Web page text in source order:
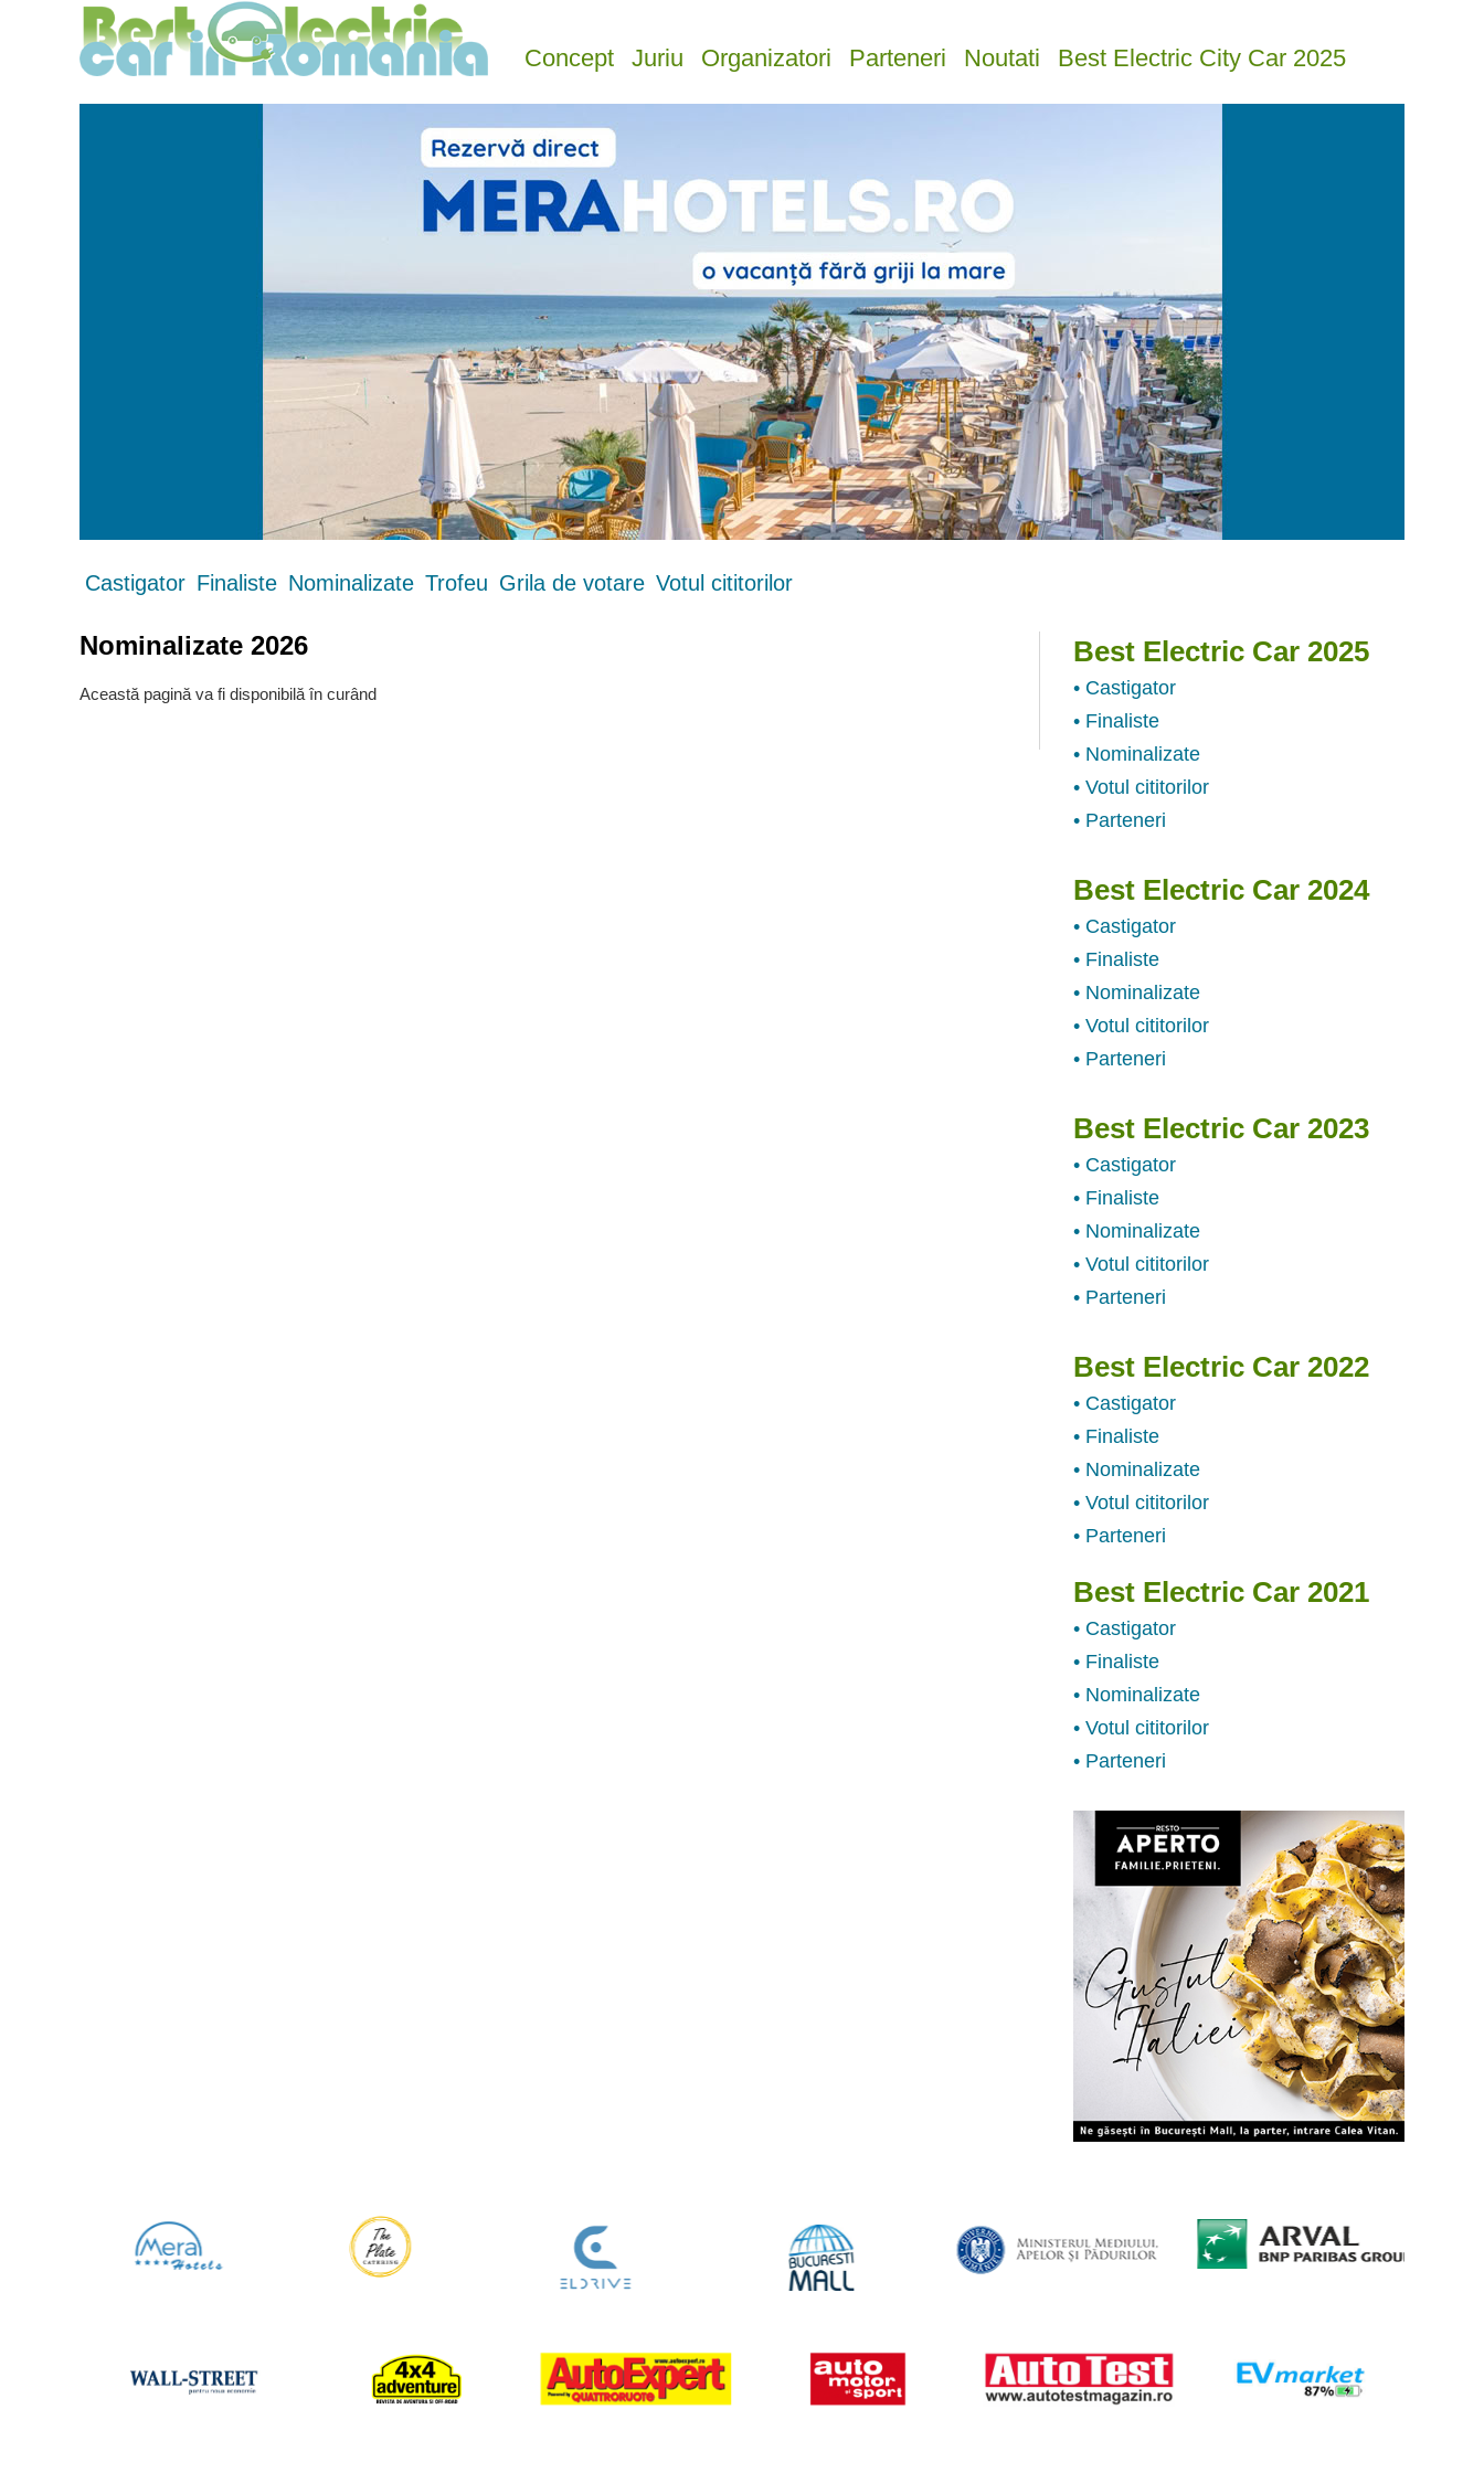
Concept Juriu Organizatori Parteneri Noutati Best Electric City Car 2025
Castigator Finaliste Nominalizate Trofeu Grila de votare Votul cititorilor
Nominalizate 2026
Această pagină va fi disponibilă în curând
Best Electric Car 2025
• Castigator
• Finaliste
• Nominalizate
• Votul cititorilor
• Parteneri
Best Electric Car 2024
• Castigator
• Finaliste
• Nominalizate
• Votul cititorilor
• Parteneri
Best Electric Car 2023
• Castigator
• Finaliste
• Nominalizate
• Votul cititorilor
• Parteneri
Best Electric Car 2022
• Castigator
• Finaliste
• Nominalizate
• Votul cititorilor
• Parteneri
Best Electric Car 2021
• Castigator
• Finaliste
• Nominalizate
• Votul cititorilor
• Parteneri